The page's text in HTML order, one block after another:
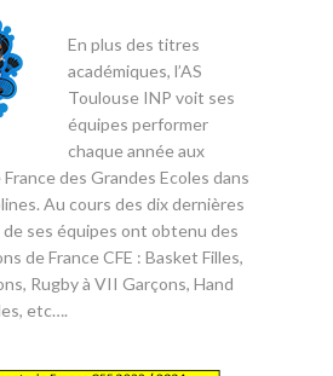
En plus des titres
académiques, l’AS
Toulouse INP voit ses
équipes performer
chaque année aux
des Grandes Ecoles dans
Au cours des dix dernières
ses équipes ont obtenu des
de France CFE : Basket Filles,
Rugby à VII Garçons, Hand
etc….